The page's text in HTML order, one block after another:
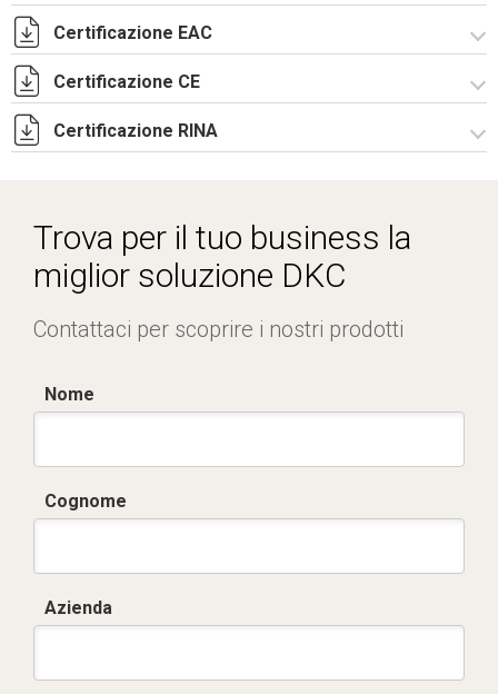
UKCA Declaration - CQE Rev.00.pdf
Certificato UL - CAE_CQE_CE_CDE-4.pdf
Certificazione EAC
Lettera di esenzione EAC armadi CQE e CAE.pdf
Certificazione CE
Certificazione TUV - R5CQE-2.pdf
Certificazione RINA
Trova per il tuo business la
miglior soluzione DKC
Contattaci per scoprire i nostri prodotti
Nome
Cognome
Azienda